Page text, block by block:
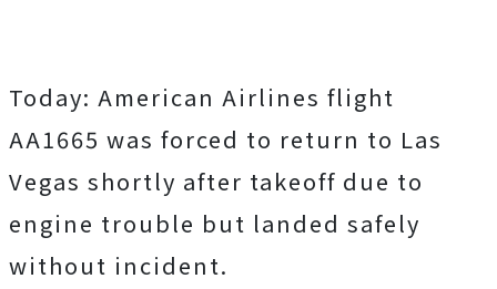
Today: American Airlines flight
AA1665 was forced to return to Las
Vegas shortly after takeoff due to
engine trouble but landed safely
without incident.